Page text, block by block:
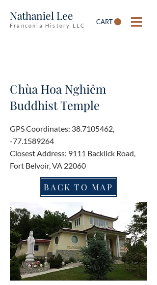
Nathaniel Lee
Franconia History LLC CART
Chùa Hoa Nghiêm
Buddhist Temple
GPS Coordinates: 38.7105462,
-77.1589264
Closest Address: 9111 Backlick Road,
Fort Belvoir, VA 22060
BACK TO MAP